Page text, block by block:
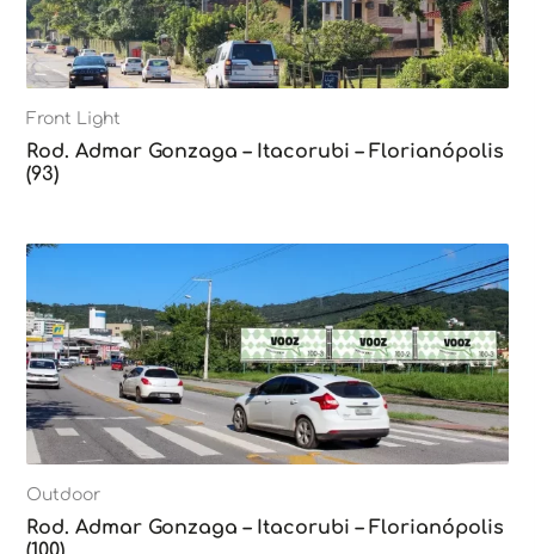
Front Light
Rod. Admar Gonzaga – Itacorubi – Florianópolis
(93)
Outdoor
Rod. Admar Gonzaga – Itacorubi – Florianópolis